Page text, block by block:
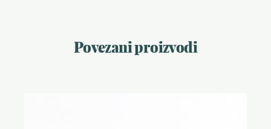
Povezani proizvodi